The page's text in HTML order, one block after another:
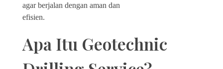
agar berjalan dengan aman dan
efisien.
Apa Itu Geotechnic